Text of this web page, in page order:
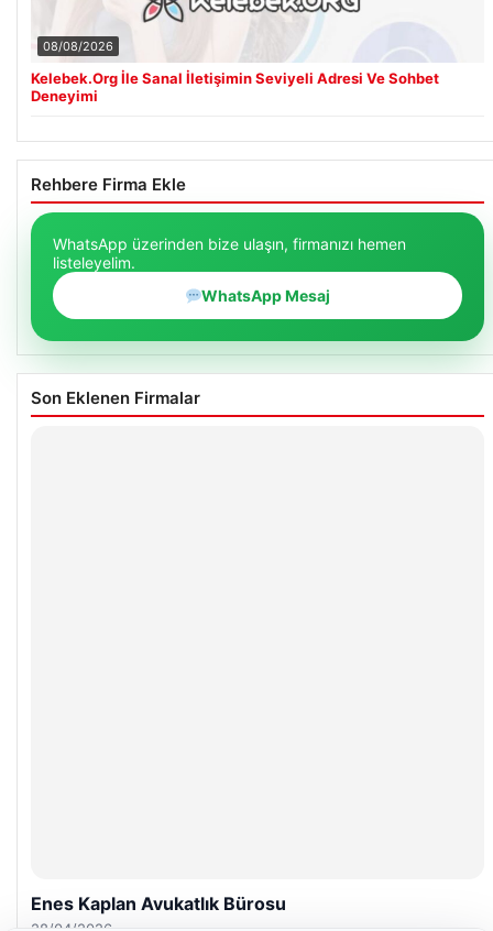
08/08/2026
Kelebek.Org İle Sanal İletişimin Seviyeli Adresi Ve Sohbet
Deneyimi
Rehbere Firma Ekle
WhatsApp üzerinden bize ulaşın, firmanızı hemen
listeleyelim.
WhatsApp Mesaj
Son Eklenen Firmalar
Enes Kaplan Avukatlık Bürosu